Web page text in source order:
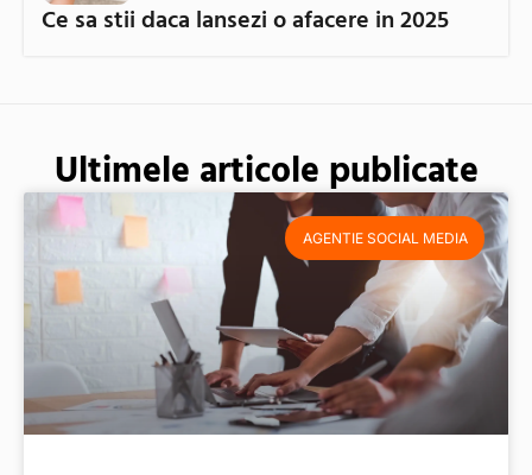
Ce sa stii daca lansezi o afacere in 2025
Ultimele articole publicate
AGENTIE SOCIAL MEDIA